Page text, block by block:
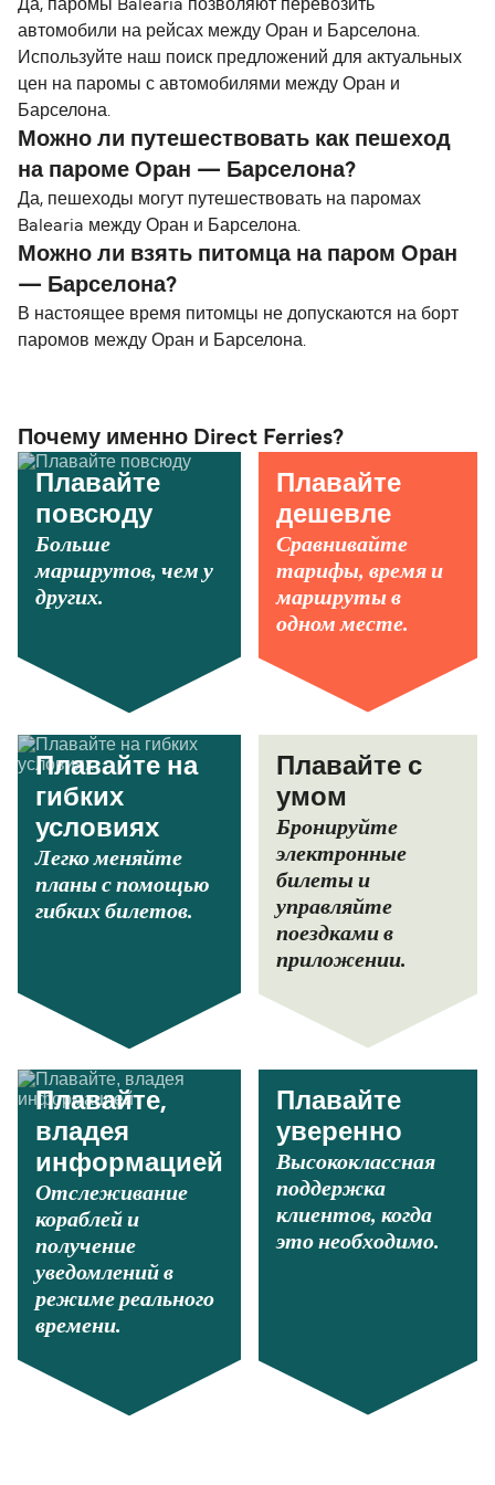
Да, паромы Balearia позволяют перевозить
автомобили на рейсах между Оран и Барселона.
Используйте наш поиск предложений для актуальных
цен на паромы с автомобилями между Оран и
Барселона.
Можно ли путешествовать как пешеход
на пароме Оран — Барселона?
Да, пешеходы могут путешествовать на паромах
Balearia между Оран и Барселона.
Можно ли взять питомца на паром Оран
— Барселона?
В настоящее время питомцы не допускаются на борт
паромов между Оран и Барселона.
Почему именно Direct Ferries?
Плавайте
повсюду
Больше
маршрутов, чем у
других.
Плавайте
дешевле
Сравнивайте
тарифы, время и
маршруты в
одном месте.
Плавайте на
гибких
условиях
Легко меняйте
планы с помощью
гибких билетов.
Плавайте с
умом
Бронируйте
электронные
билеты и
управляйте
поездками в
приложении.
Плавайте,
владея
информацией
Отслеживание
кораблей и
получение
уведомлений в
режиме реального
времени.
Плавайте
уверенно
Высококлассная
поддержка
клиентов, когда
это необходимо.